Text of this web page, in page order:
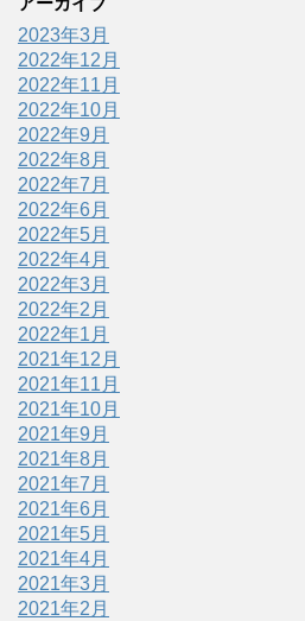
2023年3月
2022年12月
2022年11月
2022年10月
2022年9月
2022年8月
2022年7月
2022年6月
2022年5月
2022年4月
2022年3月
2022年2月
2022年1月
2021年12月
2021年11月
2021年10月
2021年9月
2021年8月
2021年7月
2021年6月
2021年5月
2021年4月
2021年3月
2021年2月